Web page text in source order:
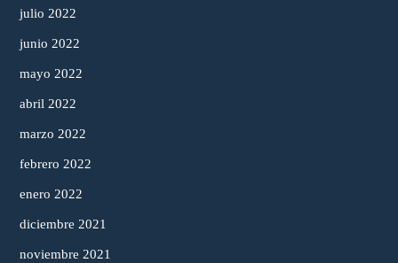
julio 2022
junio 2022
mayo 2022
abril 2022
marzo 2022
febrero 2022
enero 2022
diciembre 2021
noviembre 2021